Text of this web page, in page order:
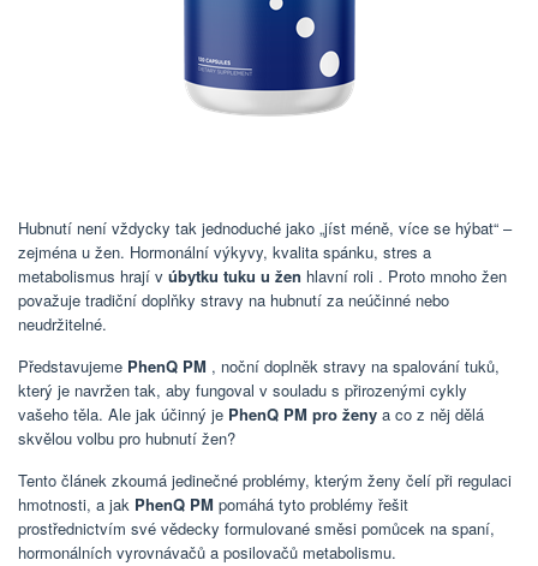
Hubnutí není vždycky tak jednoduché jako „jíst méně, více se hýbat“ –
zejména u žen. Hormonální výkyvy, kvalita spánku, stres a
metabolismus hrají v úbytku tuku u žen hlavní roli . Proto mnoho žen
považuje tradiční doplňky stravy na hubnutí za neúčinné nebo
neudržitelné.
Představujeme PhenQ PM , noční doplněk stravy na spalování tuků,
který je navržen tak, aby fungoval v souladu s přirozenými cykly
vašeho těla. Ale jak účinný je PhenQ PM pro ženy a co z něj dělá
skvělou volbu pro hubnutí žen?
Tento článek zkoumá jedinečné problémy, kterým ženy čelí při regulaci
hmotnosti, a jak PhenQ PM pomáhá tyto problémy řešit
prostřednictvím své vědecky formulované směsi pomůcek na spaní,
hormonálních vyrovnávačů a posilovačů metabolismu.